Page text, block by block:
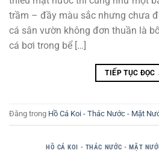
trầm – đầy màu sắc nhưng chưa
cá sân vườn không đơn thuần là
cá bơi trong bể […]
TIẾP TỤC ĐỌC
Đăng trong Hồ Cá Koi - Thác Nước - Mặt
HỒ CÁ KOI - THÁC NƯỚC - MẶT